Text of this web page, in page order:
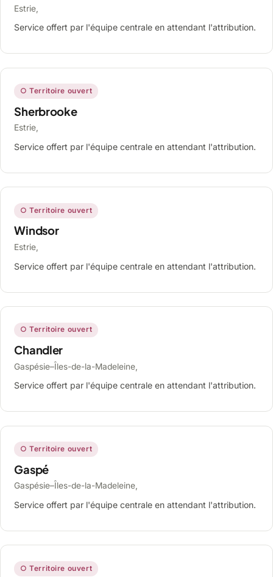
Estrie,
Service offert par l'équipe centrale en attendant l'attribution.
○ Territoire ouvert
Sherbrooke
Estrie,
Service offert par l'équipe centrale en attendant l'attribution.
○ Territoire ouvert
Windsor
Estrie,
Service offert par l'équipe centrale en attendant l'attribution.
○ Territoire ouvert
Chandler
Gaspésie–Îles-de-la-Madeleine,
Service offert par l'équipe centrale en attendant l'attribution.
○ Territoire ouvert
Gaspé
Gaspésie–Îles-de-la-Madeleine,
Service offert par l'équipe centrale en attendant l'attribution.
○ Territoire ouvert